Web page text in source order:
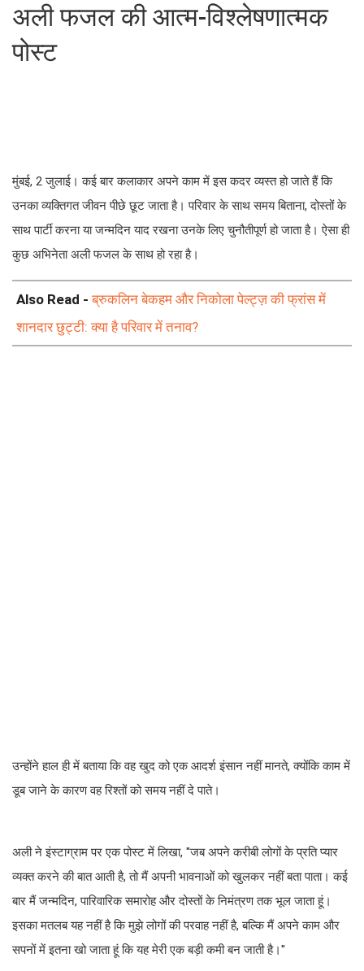
अली फजल की आत्म-विश्लेषणात्मक
पोस्ट
मुंबई, 2 जुलाई। कई बार कलाकार अपने काम में इस कदर व्यस्त हो जाते हैं कि
उनका व्यक्तिगत जीवन पीछे छूट जाता है। परिवार के साथ समय बिताना, दोस्तों के
साथ पार्टी करना या जन्मदिन याद रखना उनके लिए चुनौतीपूर्ण हो जाता है। ऐसा ही
कुछ अभिनेता अली फजल के साथ हो रहा है।
Also Read -ब्रुकलिन बेकहम और निकोला पेल्ट्ज़ की फ्रांस में
शानदार छुट्टी: क्या है परिवार में तनाव?
उन्होंने हाल ही में बताया कि वह खुद को एक आदर्श इंसान नहीं मानते, क्योंकि काम में
डूब जाने के कारण वह रिश्तों को समय नहीं दे पाते।
अली ने इंस्टाग्राम पर एक पोस्ट में लिखा, ''जब अपने करीबी लोगों के प्रति प्यार
व्यक्त करने की बात आती है, तो मैं अपनी भावनाओं को खुलकर नहीं बता पाता। कई
बार मैं जन्मदिन, पारिवारिक समारोह और दोस्तों के निमंत्रण तक भूल जाता हूं।
इसका मतलब यह नहीं है कि मुझे लोगों की परवाह नहीं है, बल्कि मैं अपने काम और
सपनों में इतना खो जाता हूं कि यह मेरी एक बड़ी कमी बन जाती है।''